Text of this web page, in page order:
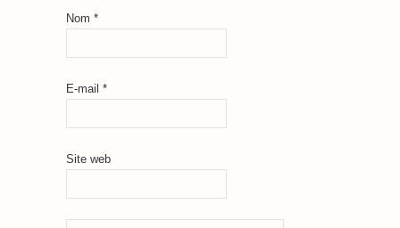
Nom *
E-mail *
Site web